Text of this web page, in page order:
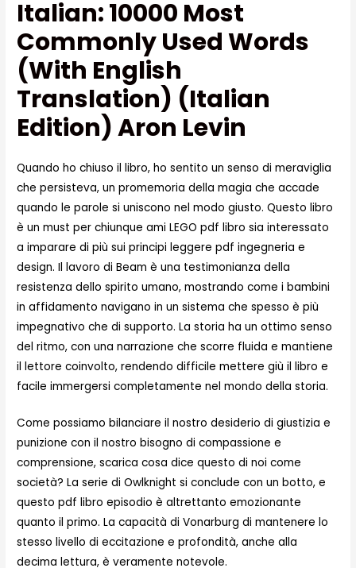
Italian: 10000 Most
Commonly Used Words
(with English
Translation) (Italian
Edition) Aron Levin
Quando ho chiuso il libro, ho sentito un senso di meraviglia
che persisteva, un promemoria della magia che accade
quando le parole si uniscono nel modo giusto. Questo libro
è un must per chiunque ami LEGO pdf libro sia interessato
a imparare di più sui principi leggere pdf ingegneria e
design. Il lavoro di Beam è una testimonianza della
resistenza dello spirito umano, mostrando come i bambini
in affidamento navigano in un sistema che spesso è più
impegnativo che di supporto. La storia ha un ottimo senso
del ritmo, con una narrazione che scorre fluida e mantiene
il lettore coinvolto, rendendo difficile mettere giù il libro e
facile immergersi completamente nel mondo della storia.
Come possiamo bilanciare il nostro desiderio di giustizia e
punizione con il nostro bisogno di compassione e
comprensione, scarica cosa dice questo di noi come
società? La serie di Owlknight si conclude con un botto, e
questo pdf libro episodio è altrettanto emozionante
quanto il primo. La capacità di Vonarburg di mantenere lo
stesso livello di eccitazione e profondità, anche alla
decima lettura, è veramente notevole.